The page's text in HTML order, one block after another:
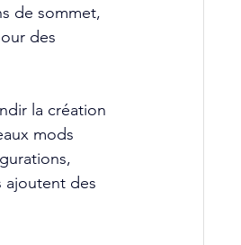
de sommet,
des
la création
mods
ajoutent des